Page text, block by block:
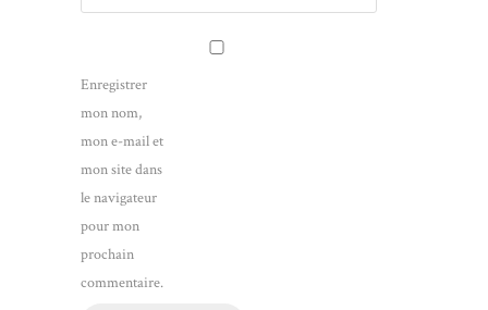
Enregistrer
mon nom,
mon e-mail et
mon site dans
le navigateur
pour mon
prochain
commentaire.